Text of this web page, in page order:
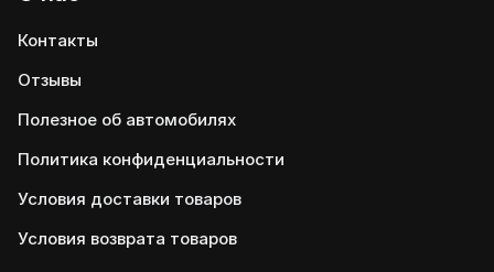
Контакты
Отзывы
Полезное об автомобилях
Политика конфиденциальности
Условия доставки товаров
Условия возврата товаров